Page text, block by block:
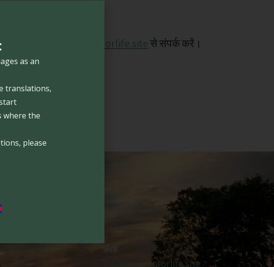
donations@gardenforlife.siteसे संपर्क करें।
संपर्क
info@gardenforlife.site
as an
translations,
where the
please